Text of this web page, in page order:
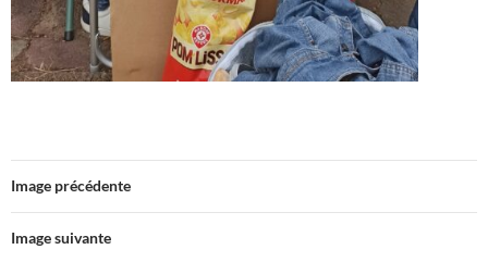
Image précédente
Image suivante